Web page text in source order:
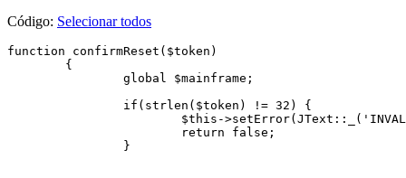
Código: Selecionar todos
function confirmReset($token)
{
global $mainframe;
if(strlen($token) != 32) {
$this-
return false;
}